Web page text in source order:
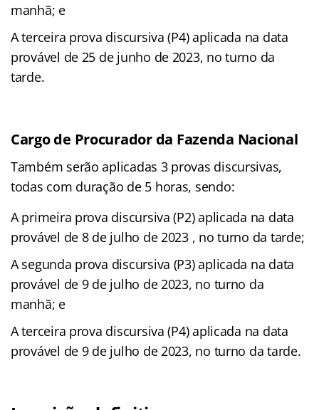
manhã; e
A terceira prova discursiva (P4) aplicada na data
provável de 25 de junho de 2023, no turno da
tarde.
Cargo de Procurador da Fazenda Nacional
Também serão aplicadas 3 provas discursivas,
todas com duração de 5 horas, sendo:
A primeira prova discursiva (P2) aplicada na data
provável de 8 de julho de 2023 , no turno da tarde;
A segunda prova discursiva (P3) aplicada na data
provável de 9 de julho de 2023, no turno da
manhã; e
A terceira prova discursiva (P4) aplicada na data
provável de 9 de julho de 2023, no turno da tarde.